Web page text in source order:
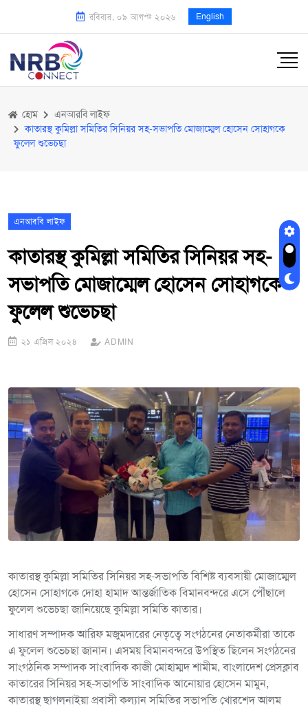
রবিবার, ০৯ আগস্ট ২০২৬ English
হোম
এনআরবি লাইফ
কাতারস্থ কুমিল্লা সমিতির সিনিয়র সহ-সভাপতি মোজাম্মেল হোসেন সোহাগকে
ফুলেল শুভেচছা
এনআরবি লাইফ
কাতারস্থ কুমিল্লা সমিতির সিনিয়র সহ-
সভাপতি মোজাম্মেল হোসেন সোহাগকে
ফুলেল শুভেচছা
২১ এপ্রিল ২০২৪ ADMIN
কাতারস্থ কুমিল্লা সমিতির সিনিয়র সহ-সভাপতি বিশিষ্ট ব্যবসায়ী মোজাম্মেল
হোসেন সোহাগকে দোহা হামাদ আন্তর্জাতিক বিমানবন্দরে এসে পৌঁছালে
ফুলেল শুভেচছা জানিয়েছে কুমিল্লা সমিতি কাতার।
সাধারণ সম্পাদক আরিফ মজুমদারের নেতৃত্বে সংগঠনের নেতাকর্মীরা তাকে
এ ফুলেল শুভেচছা জানান। এসময় বিমানবন্দরে উপস্থিত ছিলেন সংগঠনের
সাংগঠনিক সম্পাদক সাংবাদিক কাজী মোহাম্মদ শামীম, বাংলাদেশ প্রেসক্লাব
কাতারের সিনিয়র সহ-সভাপতি সাংবাদিক আনোয়ার হোসেন মামুন,
কাতারস্থ ছাগলনাইয়া প্রবাসী কল্যান সমিতির সভাপতি খোরশেদ আলম